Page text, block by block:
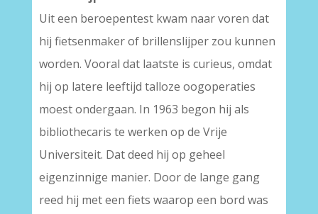
Uit een beroepentest kwam naar voren dat
hij fietsenmaker of brillenslijper zou kunnen
worden. Vooral dat laatste is curieus, omdat
hij op latere leeftijd talloze oogoperaties
moest ondergaan. In 1963 begon hij als
bibliothecaris te werken op de Vrije
Universiteit. Dat deed hij op geheel
eigenzinnige manier. Door de lange gang
reed hij met een fiets waarop een bord was